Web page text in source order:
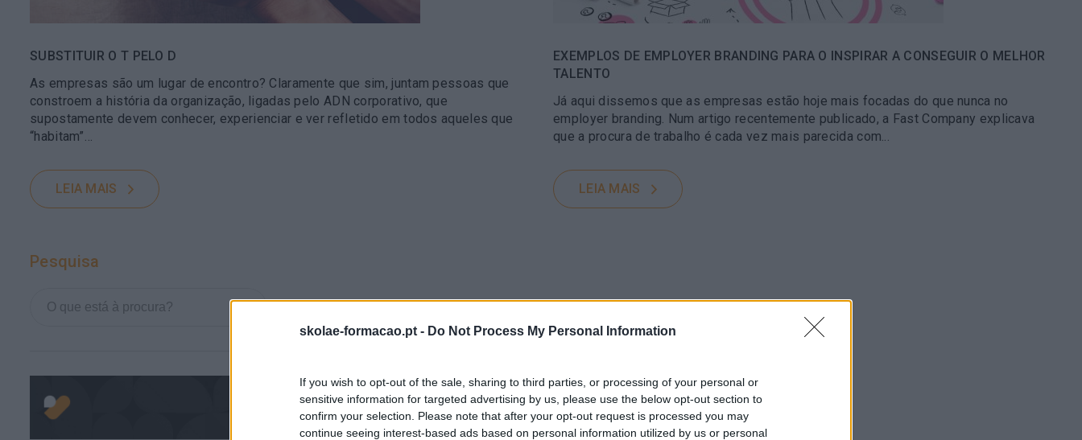
skolae-formacao.pt - Do Not Process My Personal Information
If you wish to opt-out of the sale, sharing to third parties, or processing of your personal or
sensitive information for targeted advertising by us, please use the below opt-out section to
confirm your selection. Please note that after your opt-out request is processed you may
continue seeing interest-based ads based on personal information utilized by us or personal
SUBSTITUIR O T PELO D
As empresas são um lugar de encontro? Claramente que sim, juntam pessoas que
constroem a história da organização, ligadas pelo ADN corporativo, que
supostamente devem conhecer, experienciar e ver refletido em todos aqueles que
“habitam”…
LEIA MAIS
EXEMPLOS DE EMPLOYER BRANDING PARA O INSPIRAR A CONSEGUIR O MELHOR
TALENTO
Já aqui dissemos que as empresas estão hoje mais focadas do que nunca no
employer branding. Num artigo recentemente publicado, a Fast Company explicava
que a procura de trabalho é cada vez mais parecida com...
LEIA MAIS
Pesquisa